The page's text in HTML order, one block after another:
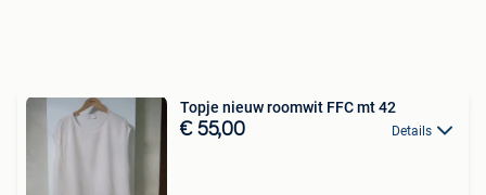
Topje nieuw roomwit FFC mt 42
€ 55,00 Details